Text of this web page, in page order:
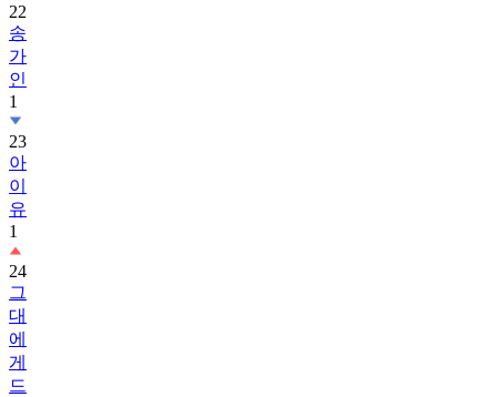
22
송
가
인
1
23
아
이
유
1
24
그
대
에
게
드